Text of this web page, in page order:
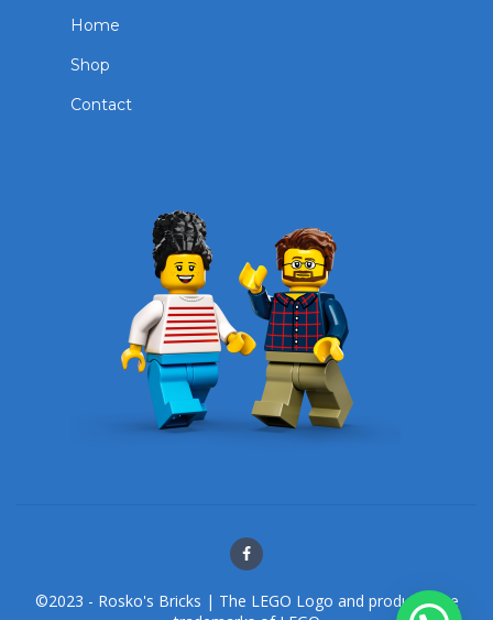
Home
Shop
Contact
©2023 - Rosko's Bricks | The LEGO Logo and products are